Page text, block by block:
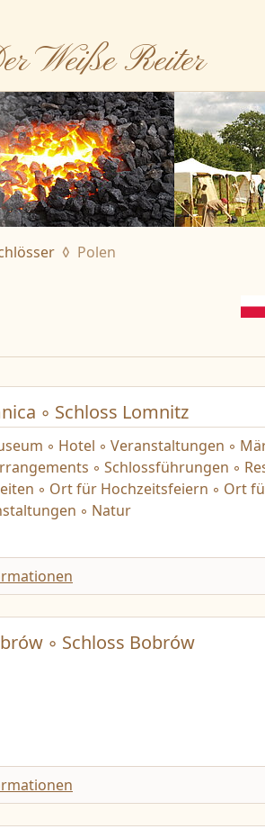
Weiße Reiter
Polen
◦ Schloss Lomnitz
◦ Hotel ◦ Veranstaltungen ◦
◦ Schlossführungen ◦
◦ Ort für Hochzeitsfeiern ◦ Ort
◦ Natur
◦ Schloss Bobrów